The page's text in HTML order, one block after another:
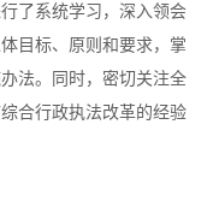
了系统学习，深入领会
目标、原则和要求，掌
法。同时，密切关注全
合行政执法改革的经验